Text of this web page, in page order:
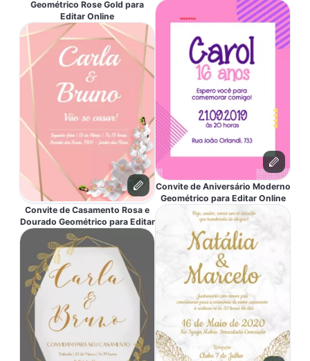
Geométrico Rose Gold para
Editar Online
Convite de Casamento Rosa e
Dourado Geométrico para Editar
Convite de Aniversário Moderno
Geométrico para Editar Online